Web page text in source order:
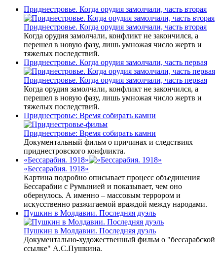
Приднестровье. Когда орудия замолчали, часть вторая
Приднестровье. Когда орудия замолчали, часть вторая
Когда орудия замолчали, конфликт не закончился, а
перешел в новую фазу, лишь умножая число жертв и
тяжелых последствий.
Приднестровье. Когда орудия замолчали, часть первая
Приднестровье. Когда орудия замолчали, часть первая
Когда орудия замолчали, конфликт не закончился, а
перешел в новую фазу, лишь умножая число жертв и
тяжелых последствий.
Приднестровье: Время собирать камни
Приднестровье: Время собирать камни
Документальный фильм о причинах и следствиях
приднестровского конфликта.
«Бессарабия. 1918»
«Бессарабия. 1918»
Картина подробно описывает процесс объединения
Бессарабии с Румынией и показывает, чем оно
обернулось. А именно – массовым террором и
искусственно разжигаемой враждой между народами.
Пушкин в Молдавии. Последняя дуэль
Пушкин в Молдавии. Последняя дуэль
Документально-художественный фильм о "бессарабской
ссылке" А.С.Пушкина.